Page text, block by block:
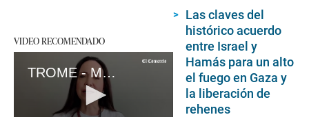
VIDEO RECOMENDADO
TROME - María Machado rompe su silencio y da detalles de su secuestro: “Me atacaron por la espalda”
Las claves del
histórico acuerdo
entre Israel y
Hamás para un alto
el fuego en Gaza y
la liberación de
rehenes